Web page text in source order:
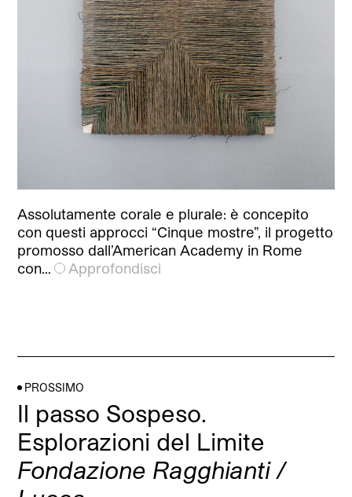
Assolutamente corale e plurale: è concepito
con questi approcci “Cinque mostre”, il progetto
promosso dall’American Academy in Rome
con…
Approfondisci
PROSSIMO
Il passo Sospeso.
Esplorazioni del Limite
Fondazione Ragghianti /